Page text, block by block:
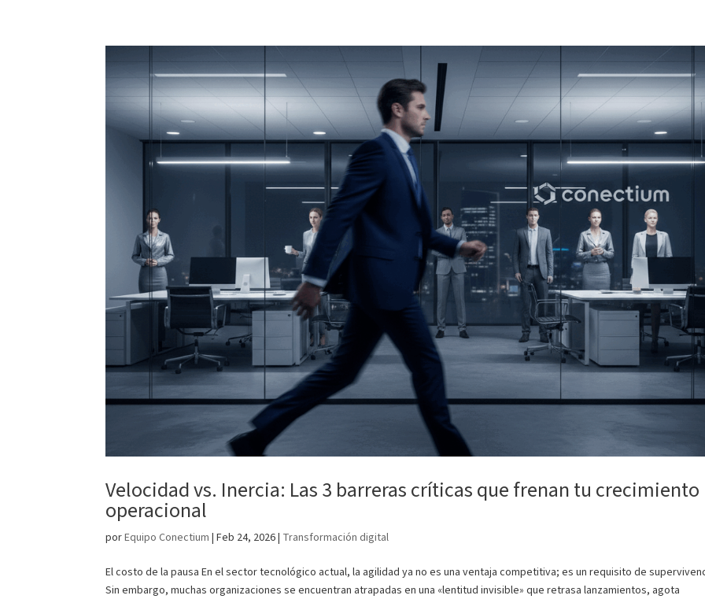
Velocidad vs. Inercia: Las 3 barreras críticas que frenan tu crecimiento
operacional
porEquipo Conectium |Feb 24, 2026| Transformación digital
El costo de la pausa En el sector tecnológico actual, la agilidad ya no es una ventaja competitiva; es un requisito de
Sin embargo, muchas organizaciones se encuentran atrapadas en una «lentitud invisible» que retrasa lanzamientos, agota